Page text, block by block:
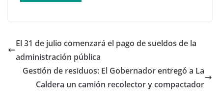
El 31 de julio comenzará el pago de sueldos de la
administración pública
Gestión de residuos: El Gobernador entregó a La
Caldera un camión recolector y compactador